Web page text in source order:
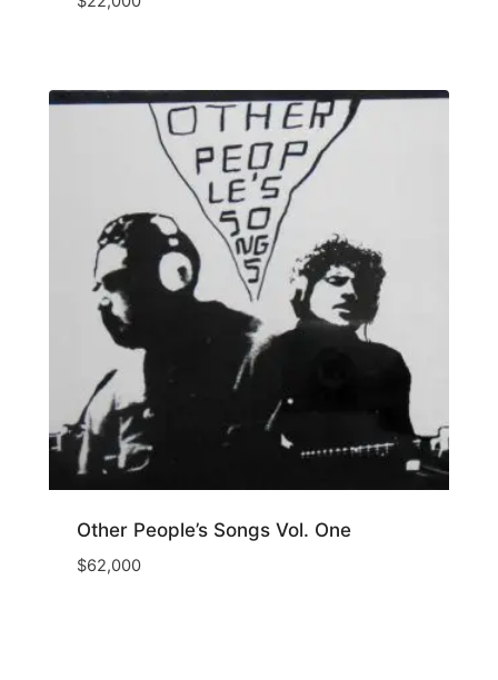
Other People’s Songs Vol. One
$62,000